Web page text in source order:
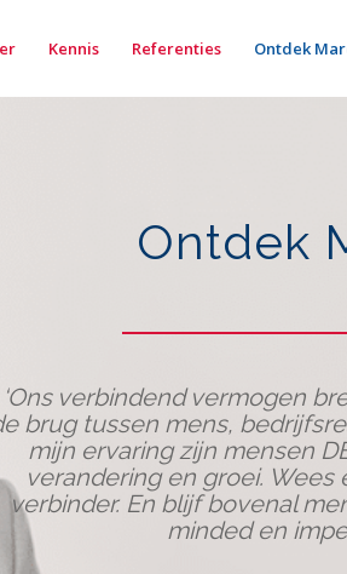
Kennis Referenties Ontdek
Ontdek
‘Ons verbindend vermogen
brug tussen mens,
mijn ervaring zijn mensen
verandering en groei. Wees
verbinder. En blijf bovenal
minded en